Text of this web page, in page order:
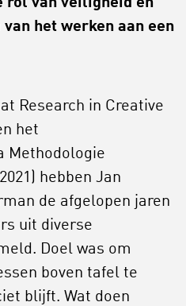
het werken aan een
Research in Creative
het
Methodologie
hebben Jan
de afgelopen jaren
uit diverse
Doel was om
boven tafel te
blijft. Wat doen